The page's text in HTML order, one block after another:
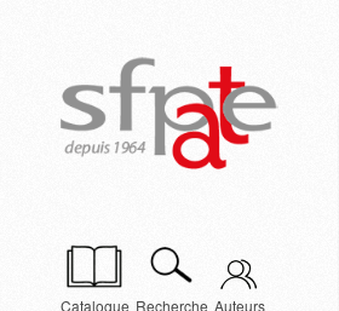
Catalogue Recherche Auteurs